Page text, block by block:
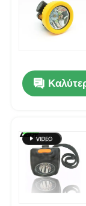
Αρχική Σελίδα
Εμφάνιση VR